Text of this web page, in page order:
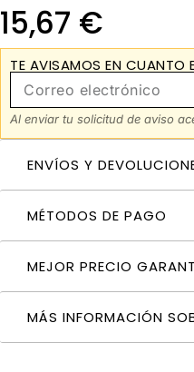
15,67 €
TE AVISAMOS EN CUANTO
Al enviar tu solicitud de aviso
ENVÍOS Y
MÉTODOS DE PAGO
MEJOR PRECIO
MÁS INFORMACIÓN